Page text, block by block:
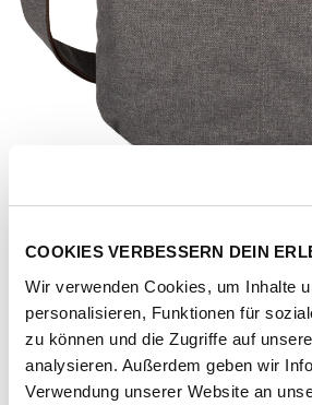
COOKIES VERBESSERN DEIN
Wir verwenden Cookies, um Inhalte
personalisieren, Funktionen für
zu können und die Zugriffe auf
analysieren. Außerdem geben wir
Verwendung unserer Website an
Artikel-Nr.121520-1032-1001